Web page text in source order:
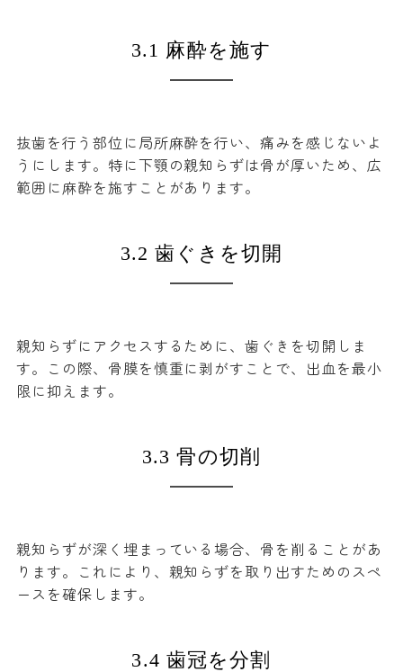
3.1 麻酔を施す
抜歯を行う部位に局所麻酔を行い、痛みを感じないよ
うにします。特に下顎の親知らずは骨が厚いため、広
範囲に麻酔を施すことがあります。
3.2 歯ぐきを切開
親知らずにアクセスするために、歯ぐきを切開しま
す。この際、骨膜を慎重に剥がすことで、出血を最小
限に抑えます。
3.3 骨の切削
親知らずが深く埋まっている場合、骨を削ることがあ
ります。これにより、親知らずを取り出すためのスペ
ースを確保します。
3.4 歯冠を分割